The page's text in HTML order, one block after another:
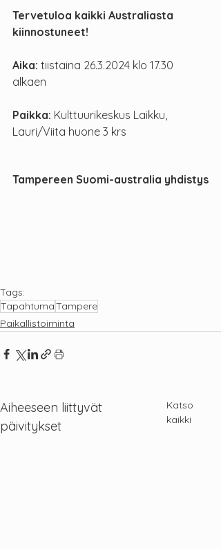
Tervetuloa kaikki Australiasta
kiinnostuneet!
Aika: tiistaina 26.3.2024 klo 17.30
alkaen
Paikka: Kulttuurikeskus Laikku,
Lauri/Viita huone 3 krs
Tampereen Suomi-australia yhdistys
Tags:
TapahtumaTampere
Paikallistoiminta
Aiheeseen liittyvät
päivitykset
Katso
kaikki